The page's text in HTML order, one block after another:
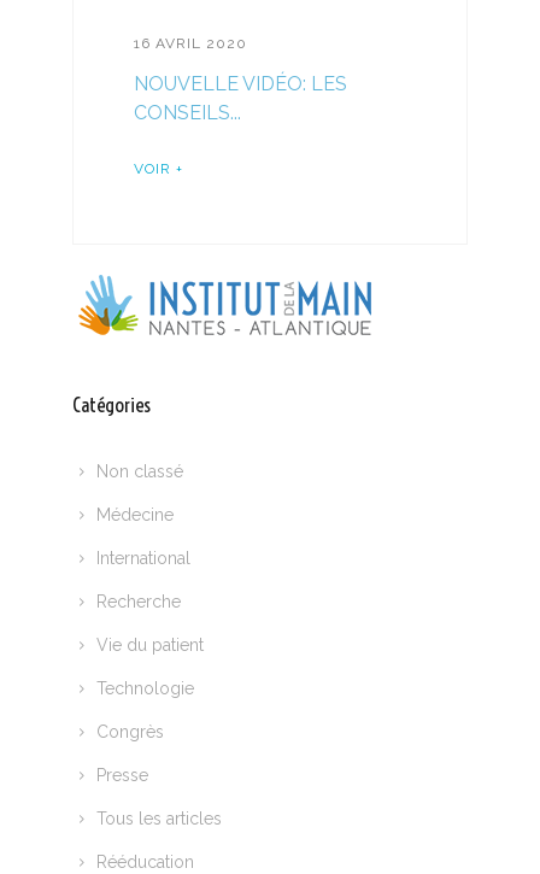
16 AVRIL 2020
NOUVELLE VIDÉO: LES
CONSEILS...
VOIR +
Catégories
Non classé
Médecine
International
Recherche
Vie du patient
Technologie
Congrès
Presse
Tous les articles
Rééducation